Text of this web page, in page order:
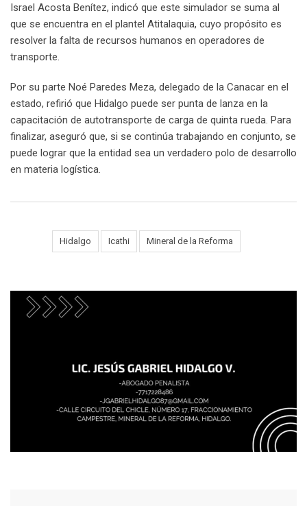
Israel Acosta Benítez, indicó que este simulador se suma al
que se encuentra en el plantel Atitalaquia, cuyo propósito es
resolver la falta de recursos humanos en operadores de
transporte.
Por su parte Noé Paredes Meza, delegado de la Canacar en el
estado, refirió que Hidalgo puede ser punta de lanza en la
capacitación de autotransporte de carga de quinta rueda. Para
finalizar, aseguró que, si se continúa trabajando en conjunto, se
puede lograr que la entidad sea un verdadero polo de desarrollo
en materia logística.
Hidalgo Icathi Mineral de la Reforma